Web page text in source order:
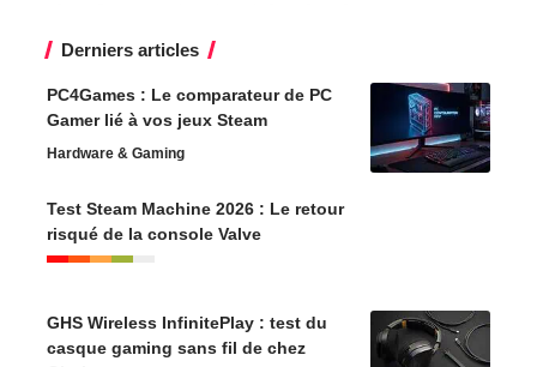
Derniers articles
PC4Games : Le comparateur de PC
Gamer lié à vos jeux Steam
Hardware & Gaming
Test Steam Machine 2026 : Le retour
risqué de la console Valve
GHS Wireless InfinitePlay : test du
casque gaming sans fil de chez